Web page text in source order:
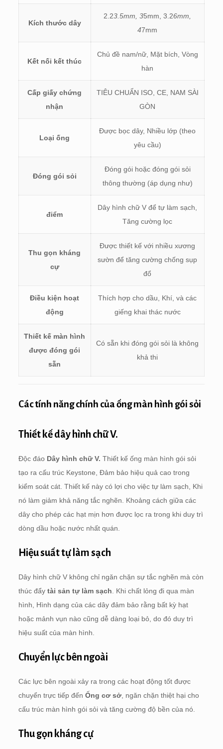
Kích thước dây
2.23.5mm, 35mm, 3.26mm,
47mm
Kết nối kết thúc
Chủ đề nam/nữ, Mặt bích, Vòng
hàn
Cấp giấy chứng
nhận
TIÊU CHUẨN ISO, CE, NAM SÀI
GÒN
Loại ống
Được bọc dây, Nhiều lớp (theo
yêu cầu)
Đóng gói sỏi
Đóng gói hoặc đóng gói sỏi
thông thường (áp dụng như)
điểm
Dây hình chữ V để tự làm sạch,
Tăng cường lọc
Thu gọn kháng
cự
Được thiết kế với nhiều xương
sườn để tăng cường chống sụp
đổ
Điều kiện hoạt
động
Thích hợp cho dầu, Khí, và các
giếng khai thác nước
Thiết kế màn hình
được đóng gói
sẵn
Có sẵn khi đóng gói sỏi là không
khả thi
Các tính năng chính của ống màn hình gói sỏi
Thiết kế dây hình chữ V.
Độc đáo Dây hình chữ V. Thiết kế ống màn hình gói sỏi
tạo ra cấu trúc Keystone, Đảm bảo hiệu quả cao trong
kiểm soát cát. Thiết kế này có lợi cho việc tự làm sạch, Khi
nó làm giảm khả năng tắc nghẽn. Khoảng cách giữa các
dây cho phép các hạt mịn hơn được lọc ra trong khi duy trì
dòng dầu hoặc nước nhất quán.
Hiệu suất tự làm sạch
Dây hình chữ V không chỉ ngăn chặn sự tắc nghẽn mà còn
thúc đẩy tài sản tự làm sạch . Khi chất lỏng đi qua màn
hình, Hình dạng của các dây đảm bảo rằng bất kỳ hạt
hoặc mảnh vụn nào cũng dễ dàng loại bỏ, do đó duy trì
hiệu suất của màn hình.
Chuyển lực bên ngoài
Các lực bên ngoài xảy ra trong các hoạt động tốt được
chuyển trực tiếp đến Ống cơ sở, ngăn chặn thiệt hại cho
cấu trúc màn hình gói sỏi và tăng cường độ bền của nó.
Thu gọn kháng cự